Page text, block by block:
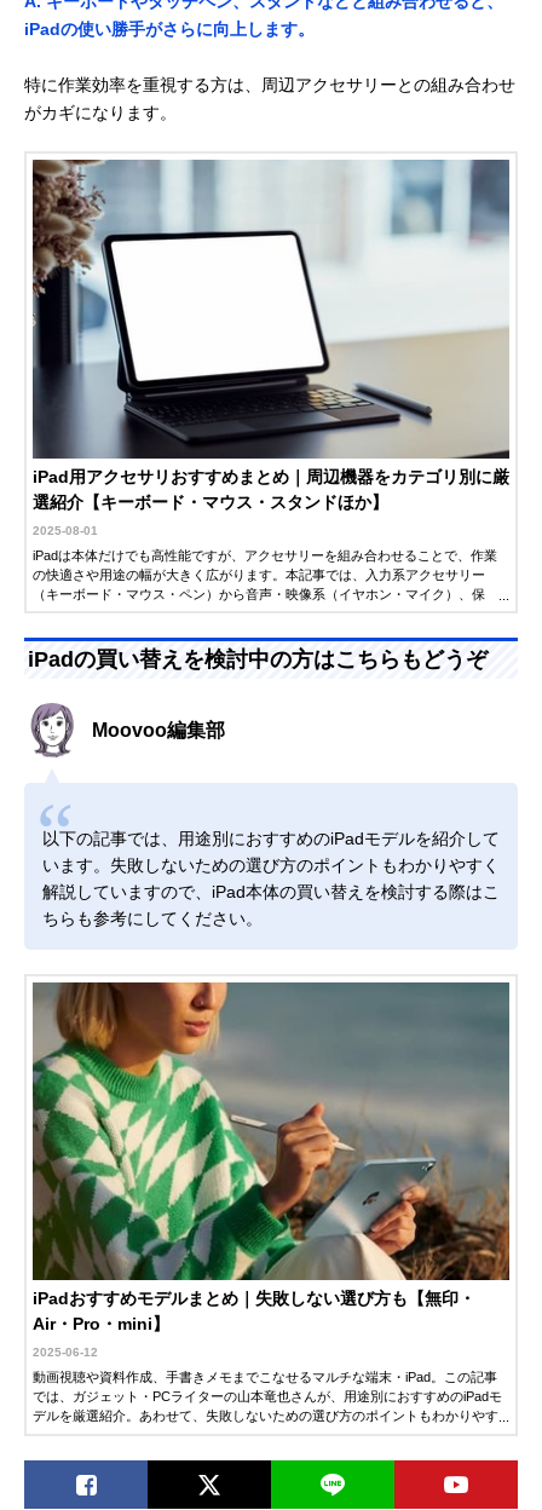
iPadの使い勝手がさらに向上します。
特に作業効率を重視する方は、周辺アクセサリーとの組み合わせ
がカギになります。
iPad用アクセサリおすすめまとめ｜周辺機器をカテゴリ別に厳
選紹介【キーボード・マウス・スタンドほか】
2025-08-01
iPadは本体だけでも高性能ですが、アクセサリーを組み合わせることで、作業
の快適さや用途の幅が大きく広がります。本記事では、入力系アクセサリー
（キーボード・マウス・ペン）から音声・映像系（イヤホン・マイク）、保
iPadの買い替えを検討中の方はこちらもどうぞ
Moovoo編集部
以下の記事では、用途別におすすめのiPadモデルを紹介して
います。失敗しないための選び方のポイントもわかりやすく
解説していますので、iPad本体の買い替えを検討する際はこ
ちらも参考にしてください。
iPadおすすめモデルまとめ｜失敗しない選び方も【無印・
Air・Pro・mini】
2025-06-12
動画視聴や資料作成、手書きメモまでこなせるマルチな端末・iPad。この記事
では、ガジェット・PCライターの山本竜也さんが、用途別におすすめのiPadモ
デルを厳選紹介。あわせて、失敗しないための選び方のポイントもわかりやす